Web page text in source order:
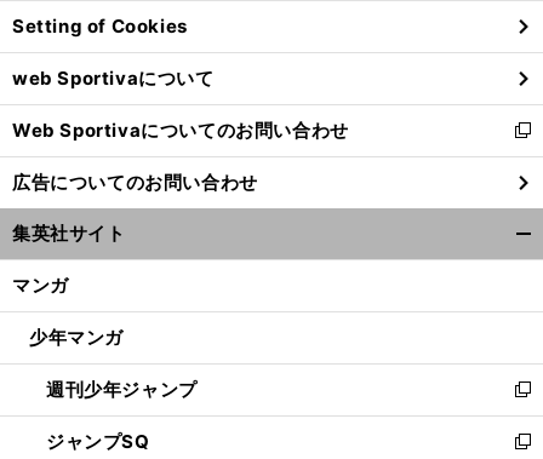
ド
ウ
で
開
く
Setting of Cookies
web Sportivaについて
Web Sportivaについてのお問い合わせ
新
し
い
ウ
ィ
ン
ウ
開
く
広告についてのお問い合わせ
集英社サイト
マンガ
少年マンガ
週刊少年ジャンプ
新
し
い
ジャンプSQ
新